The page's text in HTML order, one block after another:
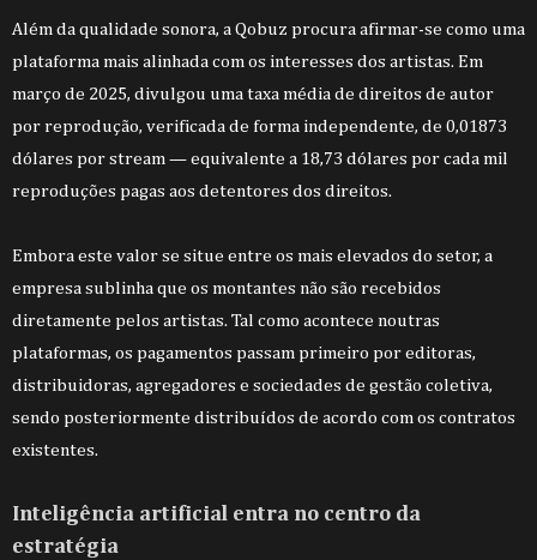
Além da qualidade sonora, a Qobuz procura afirmar-se como uma
plataforma mais alinhada com os interesses dos artistas. Em
março de 2025, divulgou uma taxa média de direitos de autor
por reprodução, verificada de forma independente, de 0,01873
dólares por stream — equivalente a 18,73 dólares por cada mil
reproduções pagas aos detentores dos direitos.
Embora este valor se situe entre os mais elevados do setor, a
empresa sublinha que os montantes não são recebidos
diretamente pelos artistas. Tal como acontece noutras
plataformas, os pagamentos passam primeiro por editoras,
distribuidoras, agregadores e sociedades de gestão coletiva,
sendo posteriormente distribuídos de acordo com os contratos
existentes.
Inteligência artificial entra no centro da
estratégia